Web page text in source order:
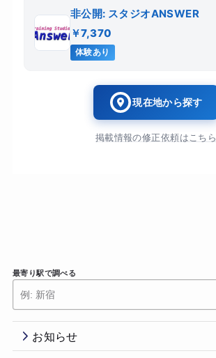
非公開: スタジオANSWER
￥7,370
体験あり
現在地から探す
掲載情報の修正依頼はこちら
最寄り駅で調べる
お知らせ